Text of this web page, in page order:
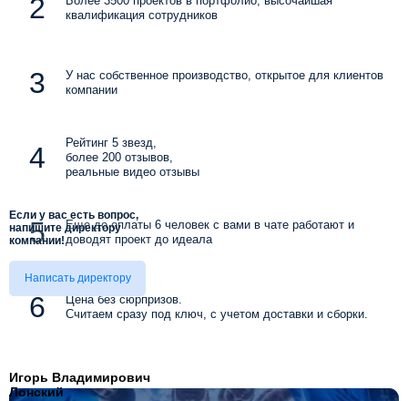
квалификация сотрудников
У нас собственное производство, открытое для клиентов
компании
Рейтинг 5 звезд,
более 200 отзывов,
реальные видео отзывы
Еще до оплаты 6 человек с вами в чате работают и
доводят проект до идеала
Цена без сюрпризов.
Считаем сразу под ключ, с учетом доставки и сборки.
Если у вас есть вопрос,
напишите директору
компании!
Написать директору
Игорь Владимирович
Лонский